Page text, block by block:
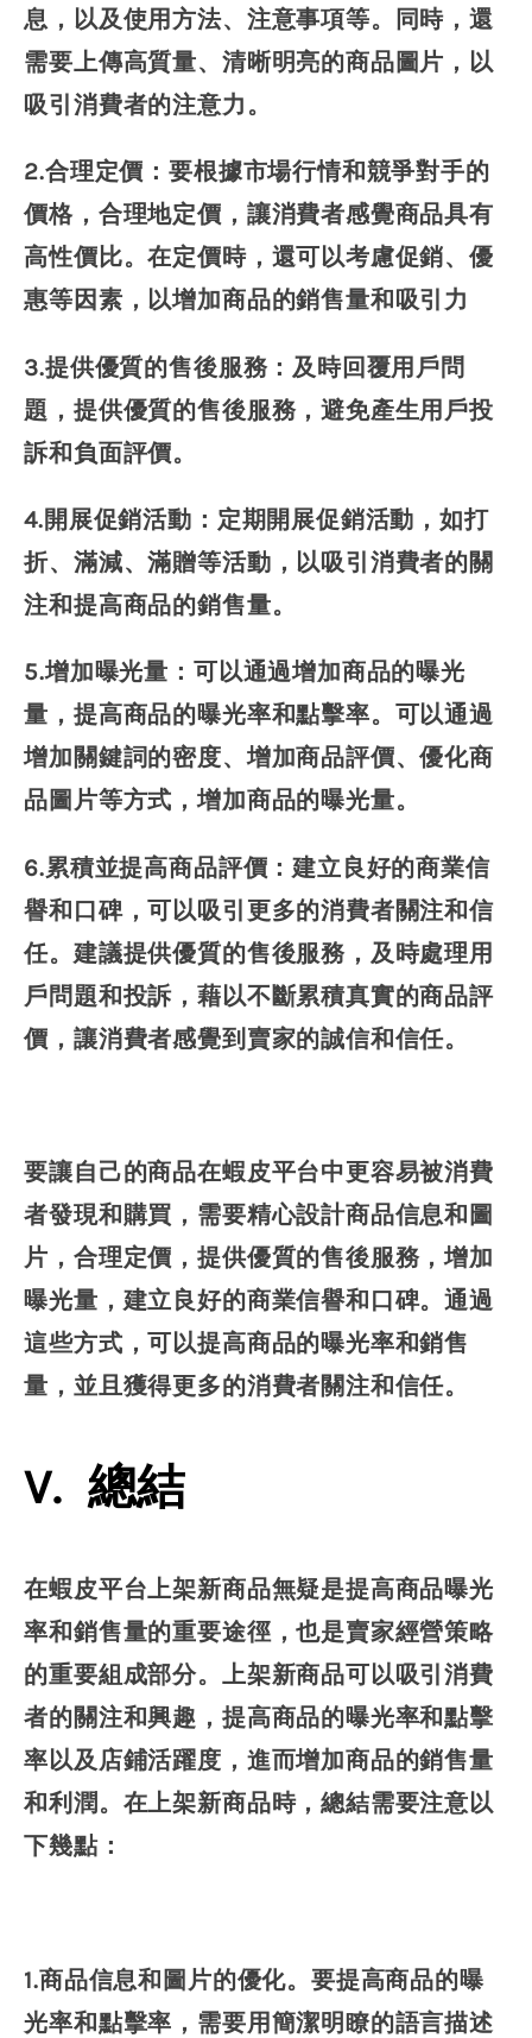
息，以及使用方法、注意事項等。同時，還
需要上傳高質量、清晰明亮的商品圖片，以
吸引消費者的注意力。
2.合理定價：要根據市場行情和競爭對手的
價格，合理地定價，讓消費者感覺商品具有
高性價比。在定價時，還可以考慮促銷、優
惠等因素，以增加商品的銷售量和吸引力
3.提供優質的售後服務：及時回覆用戶問
題，提供優質的售後服務，避免產生用戶投
訴和負面評價。
4.開展促銷活動：定期開展促銷活動，如打
折、滿減、滿贈等活動，以吸引消費者的關
注和提高商品的銷售量。
5.增加曝光量：可以通過增加商品的曝光
量，提高商品的曝光率和點擊率。可以通過
增加關鍵詞的密度、增加商品評價、優化商
品圖片等方式，增加商品的曝光量。
6.累積並提高商品評價：建立良好的商業信
譽和口碑，可以吸引更多的消費者關注和信
任。建議提供優質的售後服務，及時處理用
戶問題和投訴，藉以不斷累積真實的商品評
價，讓消費者感覺到賣家的誠信和信任。
要讓自己的商品在蝦皮平台中更容易被消費
者發現和購買，需要精心設計商品信息和圖
片，合理定價，提供優質的售後服務，增加
曝光量，建立良好的商業信譽和口碑。通過
這些方式，可以提高商品的曝光率和銷售
量，並且獲得更多的消費者關注和信任。
V. 總結
在蝦皮平台上架新商品無疑是提高商品曝光
率和銷售量的重要途徑，也是賣家經營策略
的重要組成部分。上架新商品可以吸引消費
者的關注和興趣，提高商品的曝光率和點擊
率以及店鋪活躍度，進而增加商品的銷售量
和利潤。在上架新商品時，總結需要注意以
下幾點：
1.商品信息和圖片的優化。要提高商品的曝
光率和點擊率，需要用簡潔明瞭的語言描述